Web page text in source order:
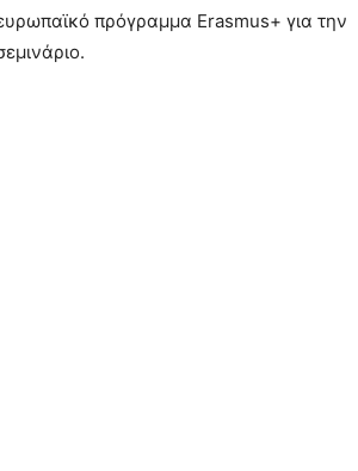
πρόγραμμα Erasmus+ για την